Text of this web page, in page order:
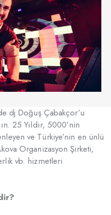
dj Doğuş Çabakçor’u
25 Yıldır, 5000’nin
ve Türkiye’nin en ünlü
Organizasyon Şirketi,
vb. hizmetleri